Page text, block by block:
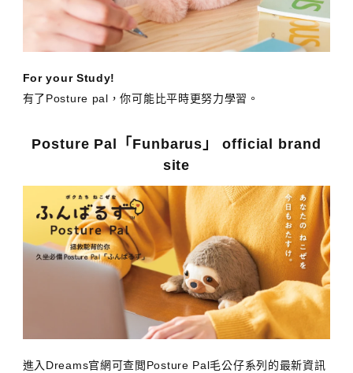
For your Study!
有了Posture pal，你可能比平時更努力學習。
Posture Pal「Funbarus」 official brand
site
進入Dreams官網可查閲Posture Pal毛公仔系列的最新資訊